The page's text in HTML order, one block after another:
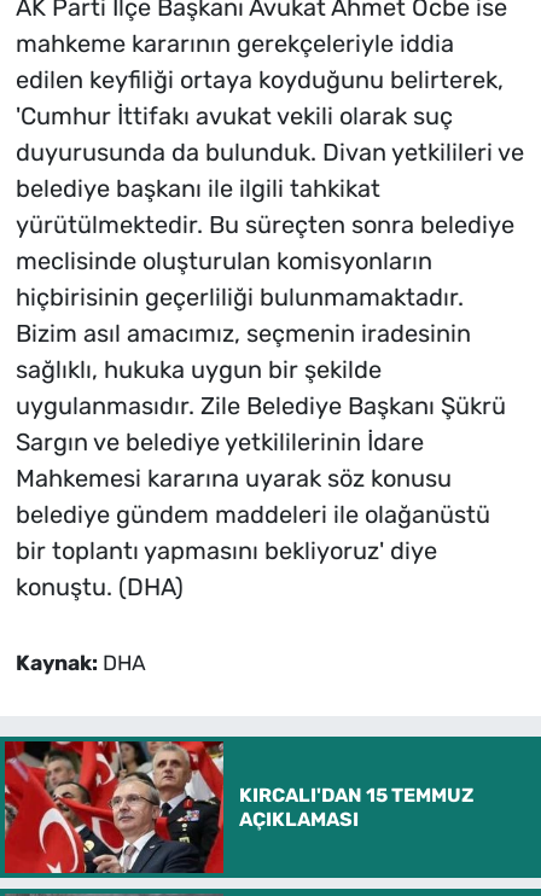
AK Parti İlçe Başkanı Avukat Ahmet Öcbe ise
mahkeme kararının gerekçeleriyle iddia
edilen keyfiliği ortaya koyduğunu belirterek,
'Cumhur İttifakı avukat vekili olarak suç
duyurusunda da bulunduk. Divan yetkilileri ve
belediye başkanı ile ilgili tahkikat
yürütülmektedir. Bu süreçten sonra belediye
meclisinde oluşturulan komisyonların
hiçbirisinin geçerliliği bulunmamaktadır.
Bizim asıl amacımız, seçmenin iradesinin
sağlıklı, hukuka uygun bir şekilde
uygulanmasıdır. Zile Belediye Başkanı Şükrü
Sargın ve belediye yetkililerinin İdare
Mahkemesi kararına uyarak söz konusu
belediye gündem maddeleri ile olağanüstü
bir toplantı yapmasını bekliyoruz' diye
konuştu. (DHA)
Kaynak: DHA
KIRCALI'DAN 15 TEMMUZ
AÇIKLAMASI